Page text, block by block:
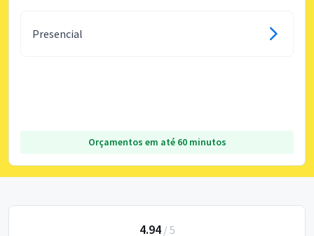
Presencial
Orçamentos em até 60 minutos
4.94/ 5